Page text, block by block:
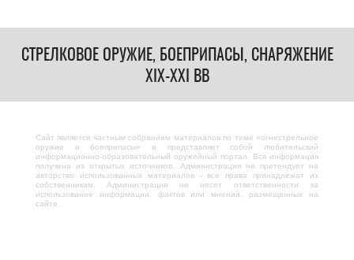
СТРЕЛКОВОЕ ОРУЖИЕ, БОЕПРИПАСЫ, СНАРЯЖЕНИЕ
XIX-XXI ВВ
Сайт является частным собранием материалов по теме «огнестрельное
оружие и боеприпасы» и представляет собой любительский
информационно-образовательный оружейный портал. Вся информация
получена из открытых источников. Администрация не претендует на
авторство использованных материалов - все права принадлежат их
собственникам. Администрация не несет ответственности за
использование информации, фактов или мнений, размещенных на
сайте.